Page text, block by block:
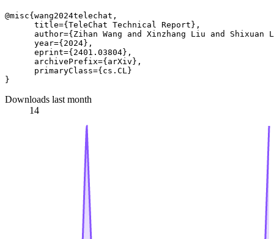
@misc{wang2024telechat,
      title={TeleChat Technical Report},
author={Zihan Wang and Xinzhang Liu and Shixuan
      year={2024},
      eprint={2401.03804},
      archivePrefix={arXiv},
      primaryClass={cs.CL}
Downloads last month
14